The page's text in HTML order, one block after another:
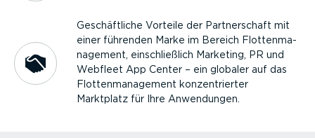
Geschäft­liche Vorteile der Partner­schaft mit
einer führenden Marke im Bereich Flotten­ma­
nagement, einschließlich Marketing, PR und
Webfleet App Center – ein globaler auf das
Flotten­ma­nagement konzen­trierter
Marktplatz für Ihre Anwendungen.